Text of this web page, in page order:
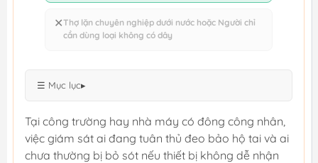
✕Thợ lặn chuyên nghiệp dưới nước hoặc Người chỉ
cần dùng loại không có dây
☰ Mục lục▸
Tại công trường hay nhà máy có đông công nhân,
việc giám sát ai đang tuân thủ đeo bảo hộ tai và ai
chưa thường bị bỏ sót nếu thiết bị không dễ nhận